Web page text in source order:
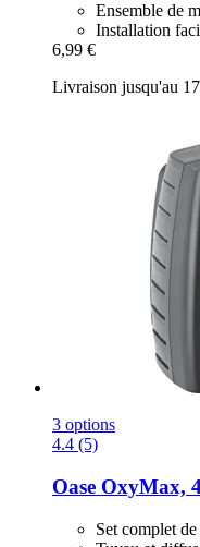
Ensemble de
Installation
6,99 €
Livraison jusqu'au
3 options
4.4 (5)
Oase OxyMax,
Set complet